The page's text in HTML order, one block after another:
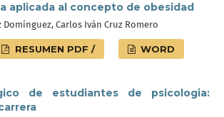
aplicada al concepto de obesidad
Domínguez, Carlos Iván Cruz Romero
RESUMEN PDF / WORD
de estudiantes de psicologia: